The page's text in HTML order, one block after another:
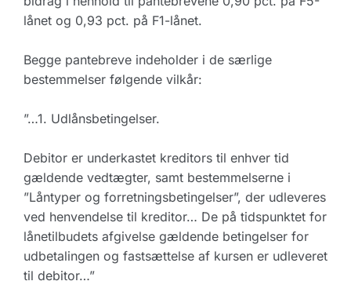
lånet og 0,93 pct. på F1-lånet.
Begge pantebreve indeholder i de særlige
bestemmelser følgende vilkår:
”…1. Udlånsbetingelser.
Debitor er underkastet kreditors til enhver tid
gældende vedtægter, samt bestemmelserne i
”Låntyper og forretningsbetingelser”, der udleveres
ved henvendelse til kreditor… De på tidspunktet for
lånetilbudets afgivelse gældende betingelser for
udbetalingen og fastsættelse af kursen er udleveret
til debitor…”